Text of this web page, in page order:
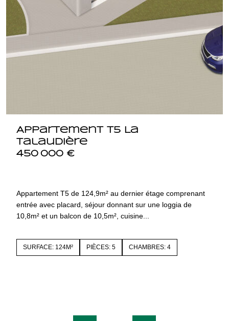
Appartement T5 La
Talaudière
450 000 €
Appartement T5 de 124,9m² au dernier étage comprenant
entrée avec placard, séjour donnant sur une loggia de
10,8m² et un balcon de 10,5m², cuisine...
SURFACE: 124M² PIÈCES: 5 CHAMBRES: 4